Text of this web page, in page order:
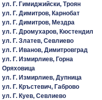
ул. Г. Гимиджийски, Троян
ул. Г. Димитров, Карнобат
ул. Г. Димитров, Мездра
ул. Г. Дромухаров, Кюстендил
ул. Г. Златев, Севлиево
ул. Г. Иванов, Димитровград
ул. Г. Измирлиев, Горна
Оряховица
ул. Г. Измирлиев, Дупница
ул. Г. Кръстевич, Габрово
ул. Г. Куев, Севлиево